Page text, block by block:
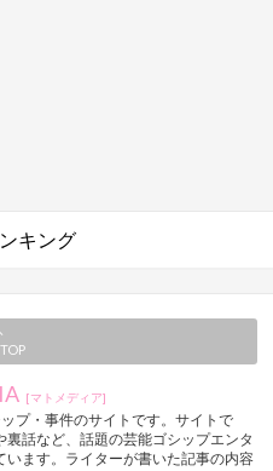
キング
[マトメディア]
プ・事件のサイトです。サイトで
話など、話題の芸能ゴシップエンタ
ます。ライターが書いた記事の内容